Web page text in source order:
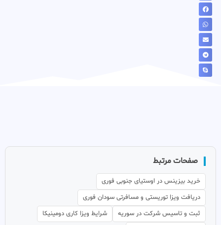
صفحات مرتبط
خرید بیزینس در اوستیای جنوبی فوری
دریافت ویزا توریستی و مسافرتی سودان فوری
ثبت و تاسیس شرکت در سوریه
شرایط ویزا کاری دومینیکا